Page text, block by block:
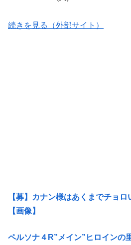
続きを見る（外部サイト）
【募】カナン様はあくまでチョ
【画像】
ペルソナ４R”メイン”ヒロインの